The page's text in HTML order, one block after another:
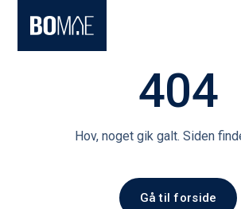
404
Hov, noget gik galt. Siden
Gå til forside